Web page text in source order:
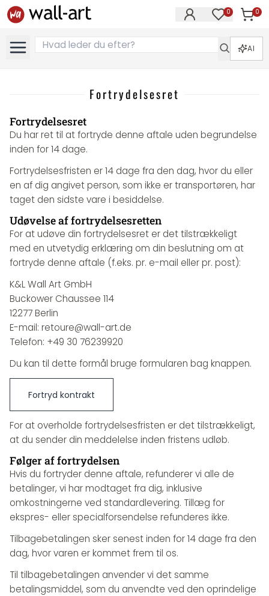
0 0
Varer
AI
Fortrydelsesret
Fortrydelsesret
Du har ret til at fortryde denne aftale uden begrundelse
inden for 14 dage.
Fortrydelsesfristen er 14 dage fra den dag, hvor du eller
en af dig angivet person, som ikke er transportøren, har
taget den sidste vare i besiddelse.
Udøvelse af fortrydelsesretten
For at udøve din fortrydelsesret er det tilstrækkeligt
med en utvetydig erklæring om din beslutning om at
fortryde denne aftale (f.eks. pr. e-mail eller pr. post):
K&L Wall Art GmbH
Buckower Chaussee 114
12277 Berlin
E-mail: retoure@wall-art.de
Telefon: +49 30 76239920
Du kan til dette formål bruge formularen bag knappen.
Fortryd kontrakt
For at overholde fortrydelsesfristen er det tilstrækkeligt,
at du sender din meddelelse inden fristens udløb.
Følger af fortrydelsen
Hvis du fortryder denne aftale, refunderer vi alle de
betalinger, vi har modtaget fra dig, inklusive
omkostningerne ved standardlevering. Tillæg for
ekspres- eller specialforsendelse refunderes ikke.
Tilbagebetalingen sker senest inden for 14 dage fra den
dag, hvor varen er kommet frem til os.
Til tilbagebetalingen anvender vi det samme
betalingsmiddel, som du anvendte ved den oprindelige